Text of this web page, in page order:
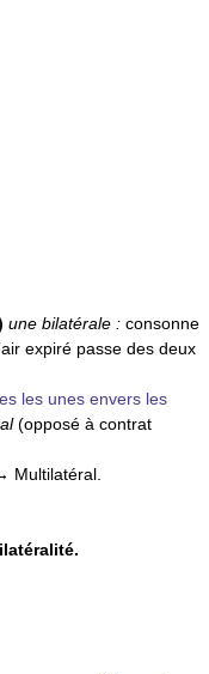
une bilatérale : consonne
expiré passe des deux
les unes envers les
(opposé à contrat
Multilatéral.